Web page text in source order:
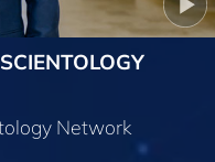
Network